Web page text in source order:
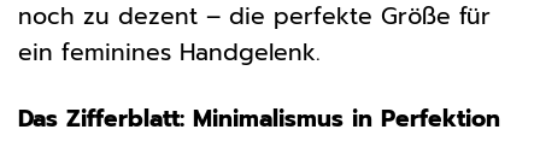
noch zu dezent – die perfekte Größe für
ein feminines Handgelenk.
Das Zifferblatt: Minimalismus in Perfektion